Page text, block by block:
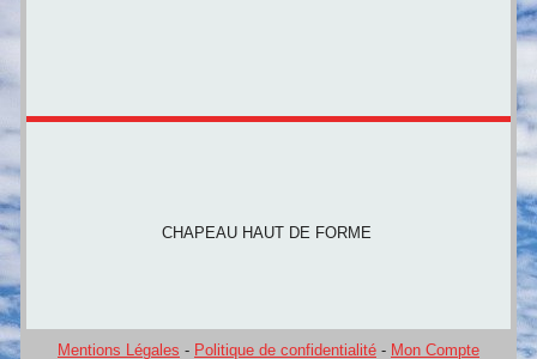
CHAPEAU HAUT DE FORME
Mentions Légales Politique de confidentialité Mon Compte